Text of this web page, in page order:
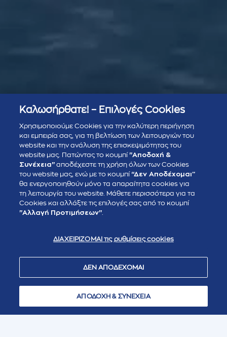
Καλωσήρθατε! – Επιλογές Cookies
Χρησιμοποιούμε Cookies για την καλύτερη περιήγηση
και εμπειρία σας, για τη βελτίωση των λειτουργιών του
website και την ανάλυση της επισκεψιμότητας του
website μας. Πατώντας το κουμπί "Αποδοχή &
Συνέχεια" αποδέχεστε τη χρήση όλων των Cookies
του website μας, ενώ με το κουμπί “Δεν Αποδέχομαι”
θα ενεργοποιηθούν μόνο τα απαραίτητα cookies για
τη λειτουργία του website. Μάθετε περισσότερα για τα
Cookies και αλλάξτε τις επιλογές σας από το κουμπί
"Αλλαγή Προτιμήσεων"
ΔΙΑΧΕΙΡΙΖΟΜΑΙ τις ρυθμίσεις cookies
ΔΕΝ ΑΠΟΔΕΧΟΜΑΙ
ΑΠΟΔΟΧΗ & ΣΥΝΕΧΕΙΑ